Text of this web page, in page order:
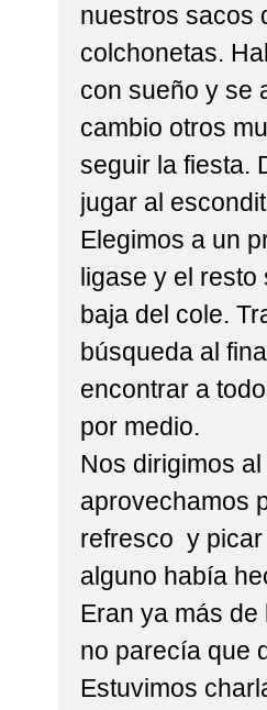
nuestros sacos
colchonetas.
con sueño y se
cambio otros
seguir la fiesta.
jugar al
Elegimos a un
ligase y el
baja del cole.
búsqueda al
encontrar a
por medio.
Nos dirigimos
aprovechamos
refresco y
alguno había
Eran ya más
no parecía que
Estuvimos